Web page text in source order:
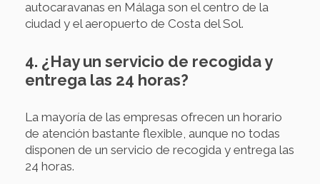
autocaravanas en Málaga son el centro de la
ciudad y el aeropuerto de Costa del Sol.
4. ¿Hay un servicio de recogida y
entrega las 24 horas?
La mayoría de las empresas ofrecen un horario
de atención bastante flexible, aunque no todas
disponen de un servicio de recogida y entrega las
24 horas.